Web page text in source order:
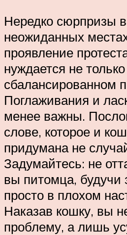
Нередко сюрпризы
неожиданных
проявление
нуждается не
сбалансированном
Поглаживания и
менее важны.
слове, которое и
придумана не
Задумайтесь: не
вы питомца, будучи
просто в плохом
Наказав кошку, вы
проблему, а лишь